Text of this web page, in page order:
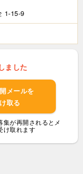
1-15-9
ました
メールを
取る
集が再開されるとメ
け取れます